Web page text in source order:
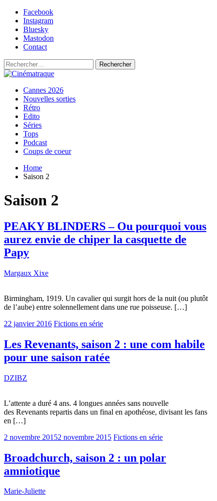
Skip
content
Facebook
Instagram
Bluesky
Mastodon
Contact
Rechercher :
Cinématraque
Si on avait du talent, on ferait des films
Primary
Menu
Cannes 2026
Nouvelles sorties
Rétro
Edito
Séries
Tops
Podcast
Coups de coeur
Home
Saison 2
Saison 2
PEAKY BLINDERS – Ou pourquoi vous
aurez envie de chiper la casquette de
Papy
Margaux Xixe
Birmingham, 1919. Un cavalier qui surgit hors de la nuit (ou plutôt
de l’aube) entre solennellement dans une rue poisseuse. […]
22 janvier 2016 Fictions en série
Les Revenants, saison 2 : une com habile
pour une saison ratée
DZIBZ
L’attente a duré 4 ans. 4 longues années sans nouvelle
des Revenants repartis dans un final en apothéose, divisant les fans
en […]
2 novembre 20152 novembre 2015 Fictions en série
Broadchurch, saison 2 : un polar
amniotique
Marie-Juliette